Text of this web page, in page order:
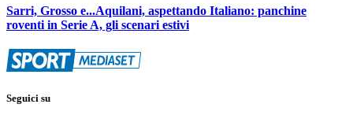
Sarri, Grosso e...Aquilani, aspettando Italiano: panchine
roventi in Serie A, gli scenari estivi
Seguici su